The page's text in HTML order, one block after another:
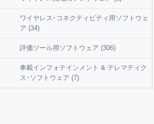
ワイヤレス･コネクティビティ用ソフトウェ
ア (34)
評価ツール用ソフトウェア (306)
車載インフォテインメント & テレマティク
ス･ソフトウェア (7)